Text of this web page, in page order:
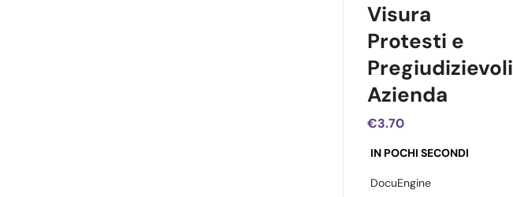
Visura
Protesti e
Pregiudizievoli
Azienda
€3.70
IN POCHI SECONDI
DocuEngine